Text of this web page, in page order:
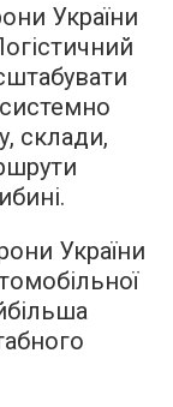
України
склади,
України